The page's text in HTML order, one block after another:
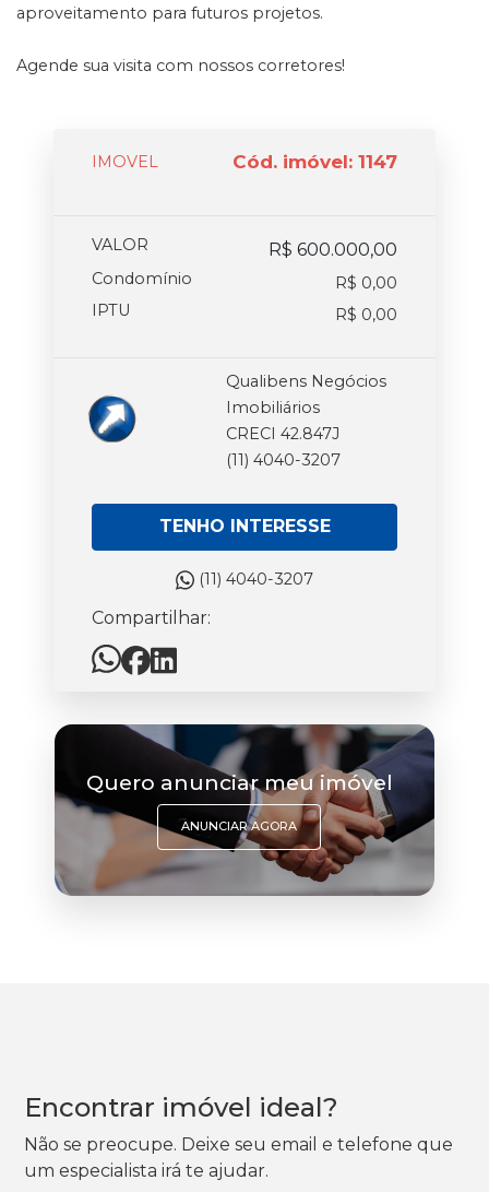
aproveitamento para futuros projetos.
Agende sua visita com nossos corretores!
IMOVEL Cód. imóvel: 1147
VALOR R$ 600.000,00
Condomínio
R$ 0,00
IPTU
R$ 0,00
Qualibens Negócios
Imobiliários
CRECI 42.847J
(11) 4040-3207
TENHO INTERESSE
(11) 4040-3207
Compartilhar:
Quero anunciar meu imóvel
ANUNCIAR AGORA
Encontrar imóvel ideal?
Não se preocupe. Deixe seu email e telefone que
um especialista irá te ajudar.